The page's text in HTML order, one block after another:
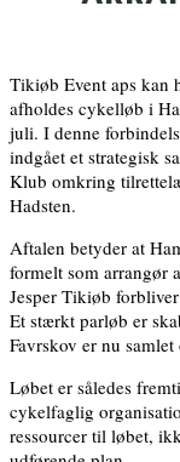
Tikiøb Event aps kan
afholdes cykelløb i
juli. I denne
indgået et strategisk
Klub omkring
Hadsten.
Aftalen betyder at
formelt som arrangør
Jesper Tikiøb
Et stærkt parløb er
Favrskov er nu
Løbet er således
cykelfaglig
ressourcer til løbet,